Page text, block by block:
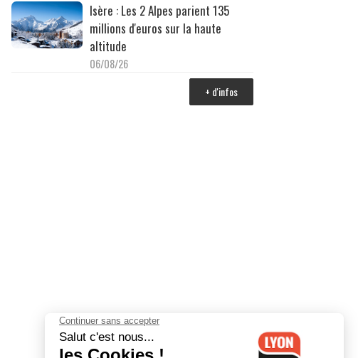
Isère : Les 2 Alpes parient 135
millions d'euros sur la haute
altitude
06/08/26
+ d'infos